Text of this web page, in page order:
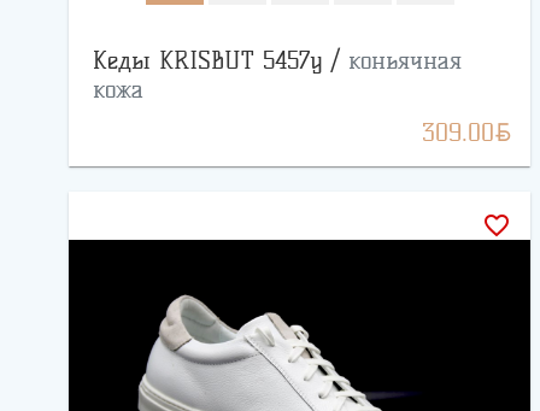
Кеды KRISBUT 5457y / коньячная
кожа
309.00BYN
favorite_border